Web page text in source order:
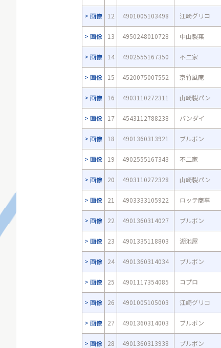
画像 12 4901005103498 江崎グリコ
画像 13 4950248010728 中山製菓
画像 14 4902555167350 不二家
画像 15 4520075007552 京竹風庵
画像 16 4903110272311 山崎製パン
画像 17 4543112788238 バンダイ
画像 18 4901360313921 ブルボン
画像 19 4902555167343 不二家
画像 20 4903110272328 山崎製パン
画像 21 4903333105922 ロッテ商事
画像 22 4901360314027 ブルボン
画像 23 4901335118803 湖池屋
画像 24 4901360314034 ブルボン
画像 25 4901117354085 コプロ
画像 26 4901005105003 江崎グリコ
画像 27 4901360314003 ブルボン
画像 28 4901360313938 ブルボン